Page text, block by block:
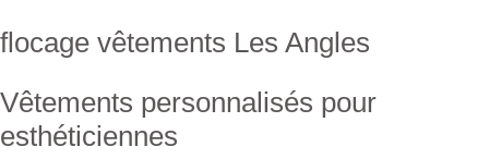
flocage vêtements Les Angles
Vêtements personnalisés pour
esthéticiennes